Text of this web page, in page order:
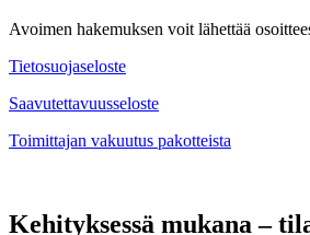
Avoimen hakemuksen voit lähettää
Tietosuojaseloste
Saavutettavuusseloste
Toimittajan vakuutus pakotteista
Kehityksessä mukana –